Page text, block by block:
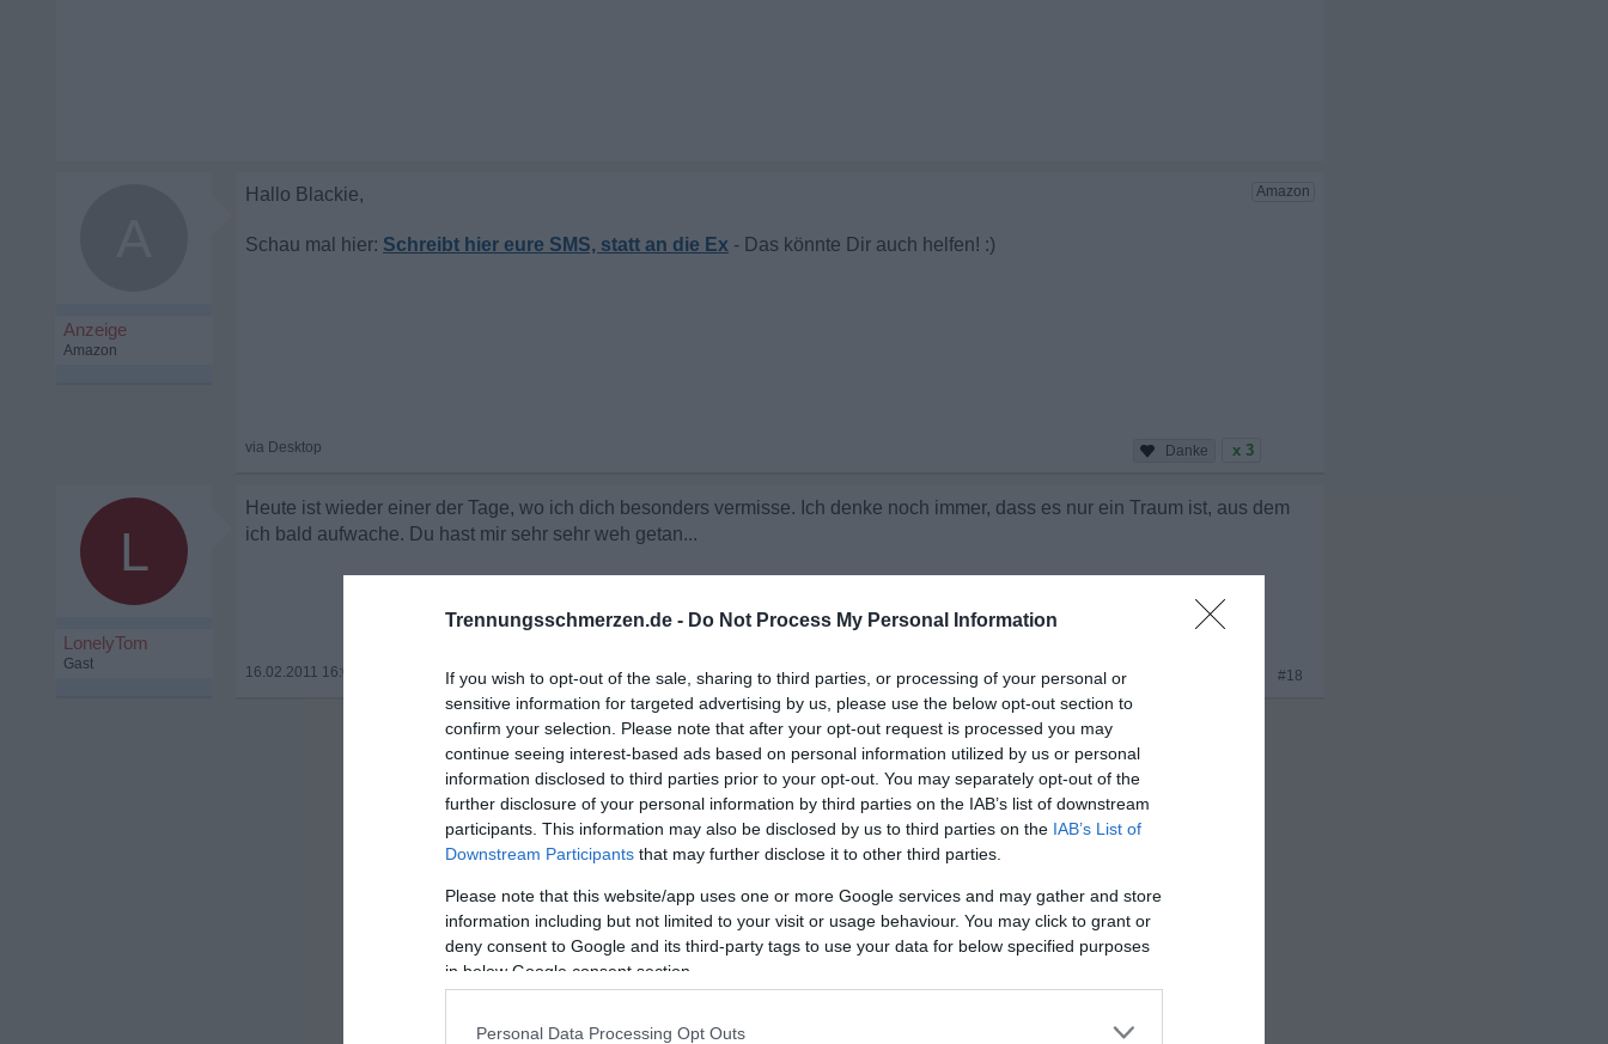
Trennungsschmerzen.de - Do Not Process My Personal Information
If you wish to opt-out of the sale, sharing to third parties, or processing of your personal or
sensitive information for targeted advertising by us, please use the below opt-out section to
confirm your selection. Please note that after your opt-out request is processed you may
continue seeing interest-based ads based on personal information utilized by us or personal
information disclosed to third parties prior to your opt-out. You may separately opt-out of the
further disclosure of your personal information by third parties on the IAB’s list of downstream
participants. This information may also be disclosed by us to third parties on the IAB’s List of
Downstream Participants that may further disclose it to other third parties.
Please note that this website/app uses one or more Google services and may gather and store
information including but not limited to your visit or usage behaviour. You may click to grant or
deny consent to Google and its third-party tags to use your data for below specified purposes
in below Google consent section.
Personal Data Processing Opt Outs
Schreibt hier eure SMS, statt an die Ex
x 3
L
LonelyTom
Gast
Heute ist wieder einer der Tage, wo ich dich besonders vermisse. Ich denke noch immer, dass es nur ein Traum ist, aus dem
ich bald aufwache. Du hast mir sehr sehr weh getan...
16.02.2011 16:06 #18